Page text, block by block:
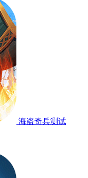
海盗奇兵测试